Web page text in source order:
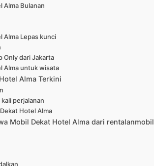
Alma Bulanan
Alma Lepas kunci
Only dari Jakarta
Alma untuk wisata
Alma Terkini
perjalanan
Hotel Alma
Mobil Dekat Hotel Alma dari rentalanmobil